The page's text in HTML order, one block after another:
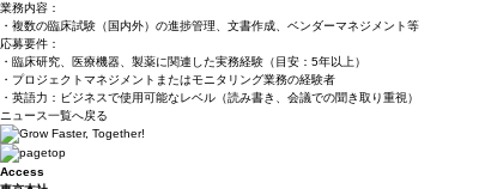
業務内容：
・複数の臨床試験（国内外）の進捗管理、文書作成、ベンダーマネジメント等
応募要件：
・臨床研究、医療機器、製薬に関連した実務経験（目安：5年以上）
・プロジェクトマネジメントまたはモニタリング業務の経験者
・英語力：ビジネスで使用可能なレベル（読み書き、会議での聞き取り重視）
ニュース一覧へ戻る
Access